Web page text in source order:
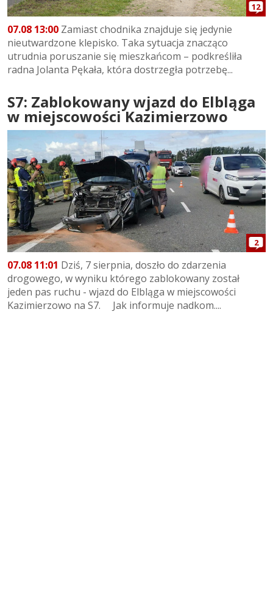
12
07.08 13:00 Zamiast chodnika znajduje się jedynie
nieutwardzone klepisko. Taka sytuacja znacząco
utrudnia poruszanie się mieszkańcom – podkreśliła
radna Jolanta Pękała, która dostrzegła potrzebę...
S7: Zablokowany wjazd do Elbląga
w miejscowości Kazimierzowo
2
07.08 11:01 Dziś, 7 sierpnia, doszło do zdarzenia
drogowego, w wyniku którego zablokowany został
jeden pas ruchu - wjazd do Elbląga w miejscowości
Kazimierzowo na S7. Jak informuje nadkom....